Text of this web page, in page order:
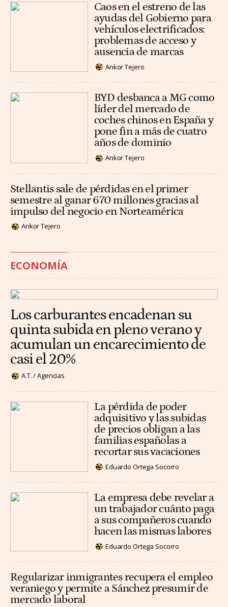
Caos en el estreno de las
ayudas del Gobierno para
vehículos electrificados:
problemas de acceso y
ausencia de marcas
Ankor Tejero
BYD desbanca a MG como
líder del mercado de
coches chinos en España y
pone fin a más de cuatro
años de dominio
Ankor Tejero
Stellantis sale de pérdidas en el primer
semestre al ganar 670 millones gracias al
impulso del negocio en Norteamérica
Ankor Tejero
ECONOMÍA
Los carburantes encadenan su
quinta subida en pleno verano y
acumulan un encarecimiento de
casi el 20%
A.T. / Agencias
La pérdida de poder
adquisitivo y las subidas
de precios obligan a las
familias españolas a
recortar sus vacaciones
Eduardo Ortega Socorro
La empresa debe revelar a
un trabajador cuánto paga
a sus compañeros cuando
hacen las mismas labores
Eduardo Ortega Socorro
Regularizar inmigrantes recupera el empleo
veraniego y permite a Sánchez presumir de
mercado laboral